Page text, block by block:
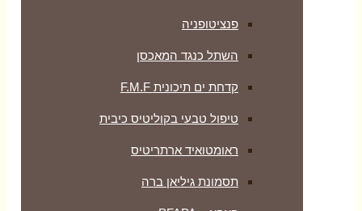
‏פנציטופניה
השתל כנגד המאכסן
קדחת ים תיכונית F.M.F
טיפול טבעי בקוליטיס כיבית
ראומטואיד ארתריטיס
תסמונת גיליאן ברה